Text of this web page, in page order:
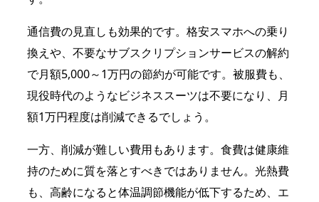
通信費の見直しも効果的です。格安スマホへの乗り
換えや、不要なサブスクリプションサービスの解約
で月額5,000～1万円の節約が可能です。被服費も、
現役時代のようなビジネススーツは不要になり、月
額1万円程度は削減できるでしょう。
一方、削減が難しい費用もあります。食費は健康維
持のために質を落とすべきではありません。光熱費
も、高齢になると体温調節機能が低下するため、エ